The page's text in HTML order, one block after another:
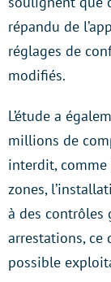
répandu de
réglages de
modifiés.
L’étude a
millions de
interdit, comme
zones,
à des contrôles
arrestations, ce
possible